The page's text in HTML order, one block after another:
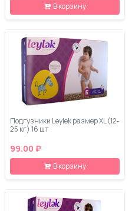
В корзину
Подгузники Leylеk размер XL (12-
25 кг) 16 шт
99.00 ₽
В корзину